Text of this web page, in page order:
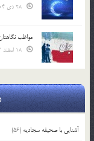
مواظب
آشنایی با صحیفه سجادیه (56)